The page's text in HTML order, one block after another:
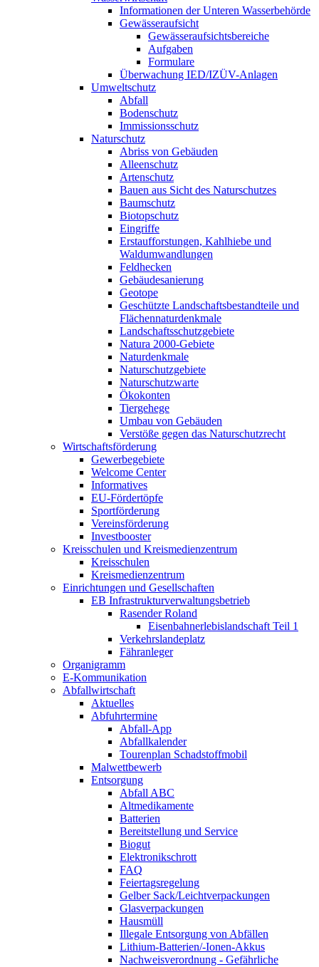
Informationen der Unteren Wasserbehörde
Gewässeraufsicht
Gewässeraufsichtsbereiche
Aufgaben
Formulare
Überwachung IED/IZÜV-Anlagen
Umweltschutz
Abfall
Bodenschutz
Immissionsschutz
Naturschutz
Abriss von Gebäuden
Alleenschutz
Artenschutz
Bauen aus Sicht des Naturschutzes
Baumschutz
Biotopschutz
Eingriffe
Erstaufforstungen, Kahlhiebe und
Waldumwandlungen
Feldhecken
Gebäudesanierung
Geotope
Geschützte Landschaftsbestandteile und
Flächennaturdenkmale
Landschaftsschutzgebiete
Natura 2000-Gebiete
Naturdenkmale
Naturschutzgebiete
Naturschutzwarte
Ökokonten
Tiergehege
Umbau von Gebäuden
Verstöße gegen das Naturschutzrecht
Wirtschaftsförderung
Gewerbegebiete
Welcome Center
Informatives
EU-Fördertöpfe
Sportförderung
Vereinsförderung
Investbooster
Kreisschulen und Kreismedienzentrum
Kreisschulen
Kreismedienzentrum
Einrichtungen und Gesellschaften
EB Infrastruktur­verwaltungsbetrieb
Rasender Roland
Eisenbahnerlebis­landschaft Teil 1
Verkehrslandeplatz
Fähranleger
Organigramm
E-Kommunikation
Abfallwirtschaft
Aktuelles
Abfuhrtermine
Abfall-App
Abfallkalender
Tourenplan Schadstoffmobil
Malwettbewerb
Entsorgung
Abfall ABC
Altmedikamente
Batterien
Bereitstellung und Service
Biogut
Elektronikschrott
FAQ
Feiertagsregelung
Gelber Sack/Leichtverpackungen
Glasverpackungen
Hausmüll
Illegale Entsorgung von Abfällen
Lithium-Batterien/-Ionen-Akkus
Nachweisverordnung - Gefährliche